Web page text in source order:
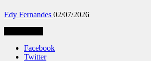
Edy Fernandes 02/07/2026
Facebook
Twitter